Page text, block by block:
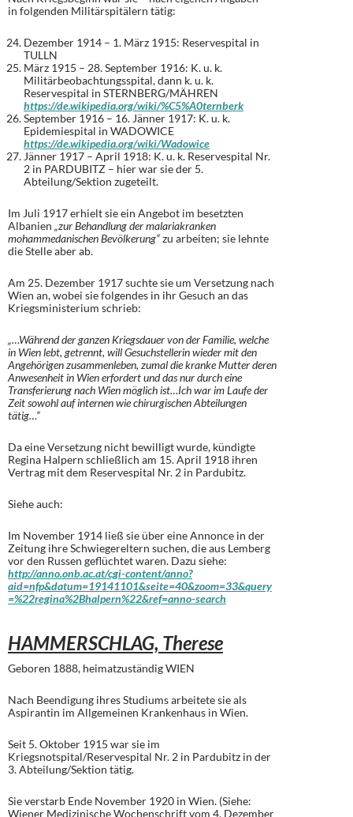
in folgenden Militärspitälern tätig:
Dezember 1914 – 1. März 1915: Reservespital in
TULLN
März 1915 – 28. September 1916: K. u. k.
Militärbeobachtungsspital, dann k. u. k.
Reservespital in STERNBERG/MÄHREN
https://de.wikipedia.org/wiki/%C5%A0ternberk
September 1916 – 16. Jänner 1917: K. u. k.
Epidemiespital in WADOWICE
https://de.wikipedia.org/wiki/Wadowice
Jänner 1917 – April 1918: K. u. k. Reservespital Nr.
2 in PARDUBITZ – hier war sie der 5.
Abteilung/Sektion zugeteilt.
Im Juli 1917 erhielt sie ein Angebot im besetzten
Albanien „zur Behandlung der malariakranken
mohammedanischen Bevölkerung“zu arbeiten; sie lehnte
die Stelle aber ab.
Am 25. Dezember 1917 suchte sie um Versetzung nach
Wien an, wobei sie folgendes in ihr Gesuch an das
Kriegsministerium schrieb:
„…Während der ganzen Kriegsdauer von der Familie, welche
in Wien lebt, getrennt, will Gesuchstellerin wieder mit den
Angehörigen zusammenleben, zumal die kranke Mutter deren
Anwesenheit in Wien erfordert und das nur durch eine
Transferierung nach Wien möglich ist…Ich war im Laufe der
Zeit sowohl auf internen wie chirurgischen Abteilungen
tätig…“
Da eine Versetzung nicht bewilligt wurde, kündigte
Regina Halpern schließlich am 15. April 1918 ihren
Vertrag mit dem Reservespital Nr. 2 in Pardubitz.
Siehe auch:
Im November 1914 ließ sie über eine Annonce in der
Zeitung ihre Schwiegereltern suchen, die aus Lemberg
vor den Russen geflüchtet waren. Dazu siehe:
http://anno.onb.ac.at/cgi-content/anno?
aid=nfp&datum=19141101&seite=40&zoom=33&query
=%22regina%2Bhalpern%22&ref=anno-search
HAMMERSCHLAG, Therese
Geboren 1888, heimatzuständig WIEN
Nach Beendigung ihres Studiums arbeitete sie als
Aspirantin im Allgemeinen Krankenhaus in Wien.
Seit 5. Oktober 1915 war sie im
Kriegsnotspital/Reservespital Nr. 2 in Pardubitz in der
3. Abteilung/Sektion tätig.
Sie verstarb Ende November 1920 in Wien. (Siehe:
Wiener Medizinische Wochenschrift vom 4. Dezember